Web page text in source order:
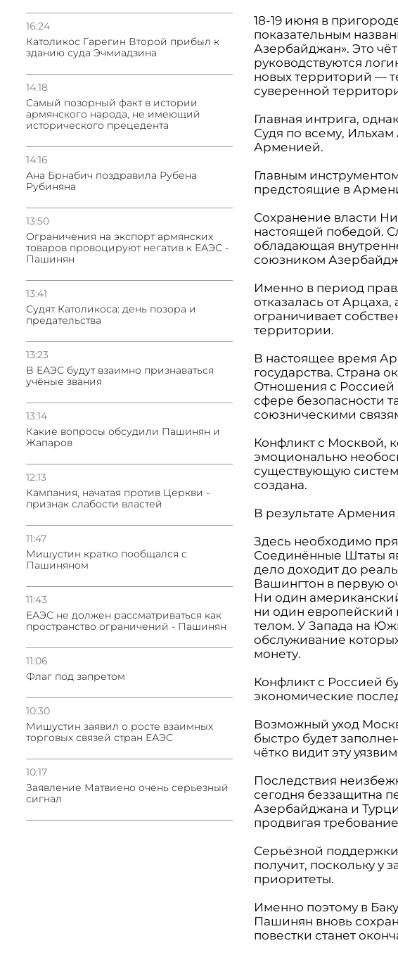
16:24
Католикос Гарегин Второй прибыл к
зданию суда Эчмиадзина
14:18
Самый позорный факт в истории
армянского народа, не имеющий
исторического прецедента
14:16
Ана Брнабич поздравила Рубена
Рубиняна
13:50
Oграничения на экспорт армянских
товаров провоцируют негатив к ЕАЭС -
Пашинян
13:41
Судят Католикоса: день позора и
предательства
13:23
В ЕАЭС будут взаимно признаваться
учёные звания
13:14
Какие вопросы обсудили Пашинян и
Жапаров
12:13
Кампания, начатая против Церкви -
признак слабости властей
11:47
Мишустин кратко пообщался с
Пашиняном
11:43
ЕАЭС не должен рассматриваться как
пространство ограничений - Пашинян
11:06
Флаг под запретом
10:30
Мишустин заявил о росте взаимных
торговых связей стран ЕАЭС
10:17
Заявление Матвиено очень серьезный
сигнал
18-19 июня в
показательным
Азербайджан». Это
руководствуются
новых территорий —
суверенной
Главная интрига,
Судя по всему, Ильхам
Арменией.
Главным
предстоящие в
Сохранение власти
настоящей победой.
обладающая
союзником
Именно в период
отказалась от Арцаха,
ограничивает
территории.
В настоящее время
государства. Страна
Отношения с Россией
сфере безопасности
союзническими
Конфликт с Москвой,
эмоционально
существующую
создана.
В результате Армения
Здесь необходимо
Соединённые Штаты
дело доходит до
Вашингтон в первую
Ни один
ни один европейский
телом. У Запада на
обслуживание
монету.
Конфликт с Россией
экономические
Возможный уход
быстро будет
чётко видит эту
Последствия
сегодня беззащитна
Азербайджана и
продвигая
Серьёзной
получит, поскольку у
приоритеты.
Именно поэтому в
Пашинян вновь
повестки станет